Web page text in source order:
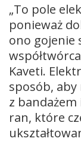
„To pole
ponieważ
ono gojenie
Kaveti.
sposób, aby
z
ran, które